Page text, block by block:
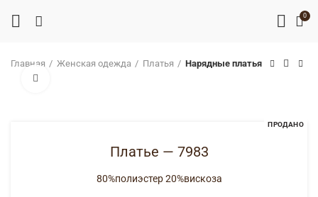
0
Главная Женская одежда Платья Нарядные платья
ПРОДАНО
Платье — 7983
80%полиэстер 20%вискоза